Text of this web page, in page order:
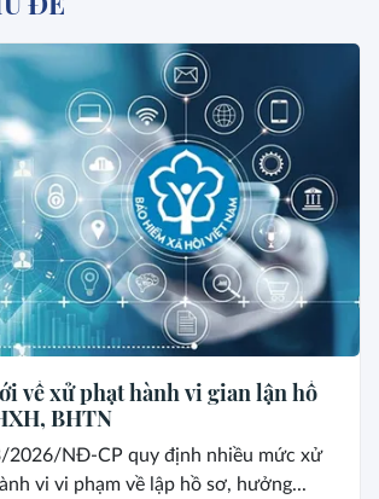
về xử phạt hành vi gian lận hồ
BHTN
2026/NĐ-CP quy định nhiều mức xử
vi vi phạm về lập hồ sơ, hưởng...